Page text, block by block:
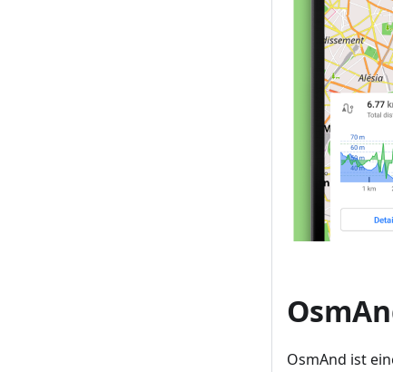
OsmAnd ist